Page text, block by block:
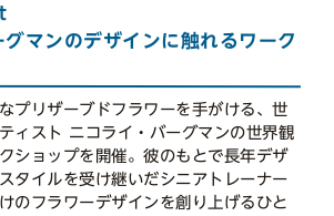
マンのデザインに触れるワーク
プリザーブドフラワーを手がける、世
ィスト ニコライ・バーグマンの世界観
ショップを開催。彼のもとで長年デザ
タイルを受け継いだシニアトレーナー
のフラワーデザインを創り上げるひと